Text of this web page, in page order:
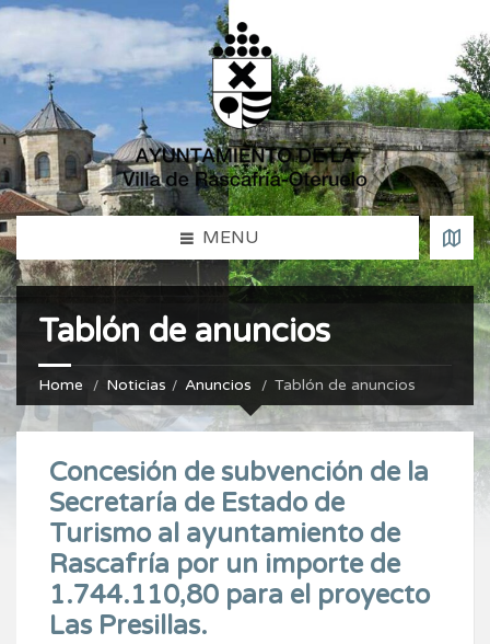
MENU
Tablón de anuncios
Home Noticias Anuncios Tablón de anuncios
Concesión de subvención de la
Secretaría de Estado de
Turismo al ayuntamiento de
Rascafría por un importe de
1.744.110,80 para el proyecto
Las Presillas.